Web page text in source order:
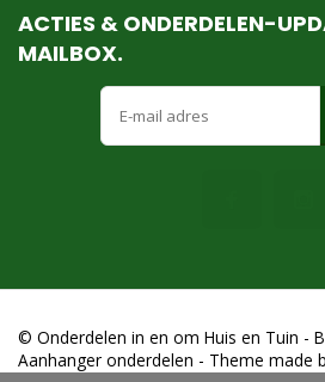
ACTIES & ONDERDELEN-
MAILBOX.
© Onderdelen in en om Huis en Tuin -
Aanhanger onderdelen - Theme made